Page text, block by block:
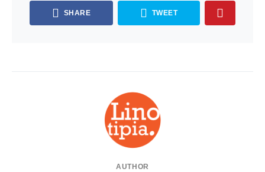
SHARE TWEET
AUTHOR